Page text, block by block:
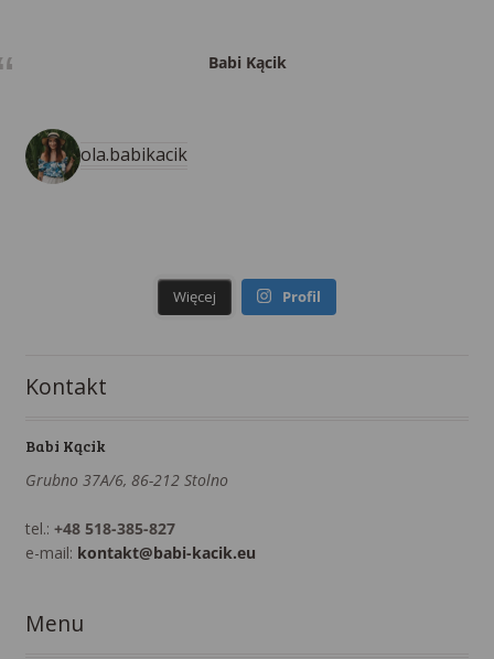
Babi Kącik
ola.babikacik
Więcej Profil
Kontakt
Babi Kącik
Grubno 37A/6, 86-212 Stolno
tel.: +48 518-385-827
e-mail: kontakt@babi-kacik.eu
Menu